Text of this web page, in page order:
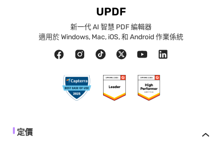
UPDF
新一代 AI 智慧 PDF 編輯器
適用於 Windows, Mac, iOS, 和 Android 作業係統
定價